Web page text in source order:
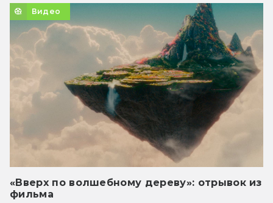
Видео
«Вверх по волшебному дереву»: отрывок из
фильма